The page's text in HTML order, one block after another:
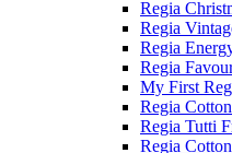
Regia
Regia
Regia
Regia
My First
Regia
Regia Tutti
Regia